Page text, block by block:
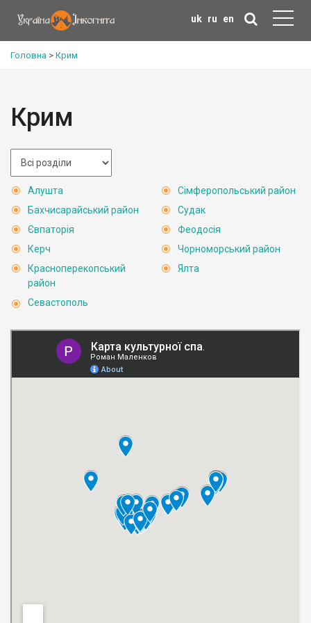
uk ru en
Головна > Крим
Крим
Алушта
Бахчисарайський район
Євпаторія
Керч
Красноперекопський
район
Севастополь
Сімферопольський район
Судак
Феодосія
Чорноморський район
Ялта